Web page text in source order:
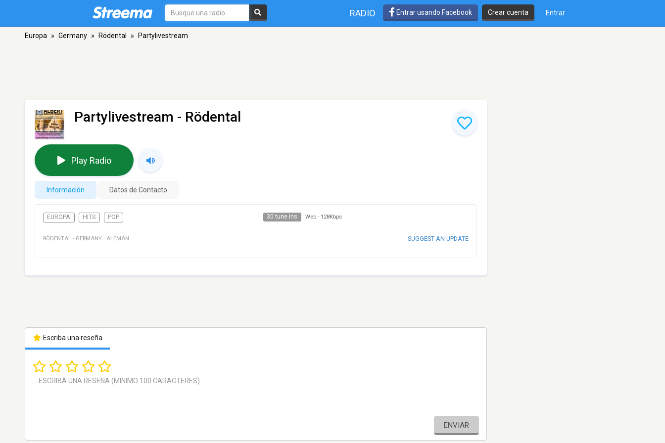
RADIO Entrar usando Facebook Crear cuenta Entrar
Europa » Germany » Rödental » Partylivestream
Partylivestream - Rödental
Play Radio
Información Datos de Contacto
EUROPA HITS POP 30 tune ins Web - 128Kbps
RÖDENTAL · GERMANY · ALEMÁN SUGGEST AN UPDATE
Escriba una reseña
ENVIAR